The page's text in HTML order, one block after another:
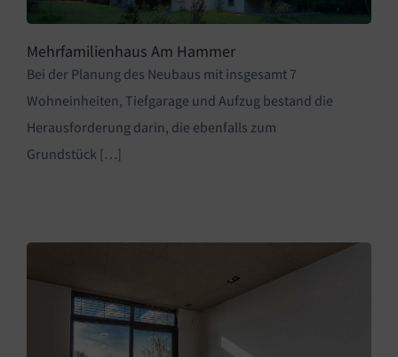
Mehrfamilienhaus Am Hammer
Bei der Planung des Neubaus mit insgesamt 7
Wohneinheiten, Tiefgarage und Aufzug bestand die
Herausforderung darin, die ebenfalls zum
Grundstück […]